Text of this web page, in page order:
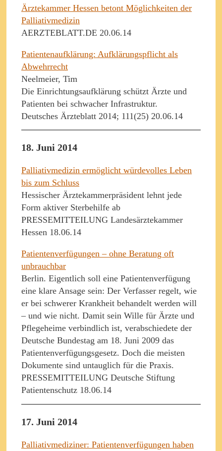
Ärztekammer Hessen betont Möglichkeiten der
Palliativmedizin
AERZTEBLATT.DE 20.06.14
Patientenaufklärung: Aufklärungspflicht als
Abwehrrecht
Neelmeier, Tim
Die Einrichtungsaufklärung schützt Ärzte und
Patienten bei schwacher Infrastruktur.
Deutsches Ärzteblatt 2014; 111(25) 20.06.14
18. Juni 2014
Palliativmedizin ermöglicht würdevolles Leben
bis zum Schluss
Hessischer Ärztekammerpräsident lehnt jede
Form aktiver Sterbehilfe ab
PRESSEMITTEILUNG Landesärztekammer
Hessen 18.06.14
Patientenverfügungen – ohne Beratung oft
unbrauchbar
Berlin. Eigentlich soll eine Patientenverfügung
eine klare Ansage sein: Der Verfasser regelt, wie
er bei schwerer Krankheit behandelt werden will
– und wie nicht. Damit sein Wille für Ärzte und
Pflegeheime verbindlich ist, verabschiedete der
Deutsche Bundestag am 18. Juni 2009 das
Patientenverfügungsgesetz. Doch die meisten
Dokumente sind untauglich für die Praxis.
PRESSEMITTEILUNG Deutsche Stiftung
Patientenschutz 18.06.14
17. Juni 2014
Palliativmediziner: Patientenverfügungen haben